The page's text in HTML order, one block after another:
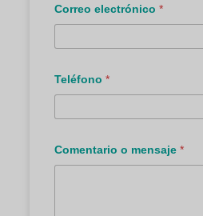
e
l
f
n
i
o
o
Correo electrónico *
Teléfono *
Comentario o mensaje *